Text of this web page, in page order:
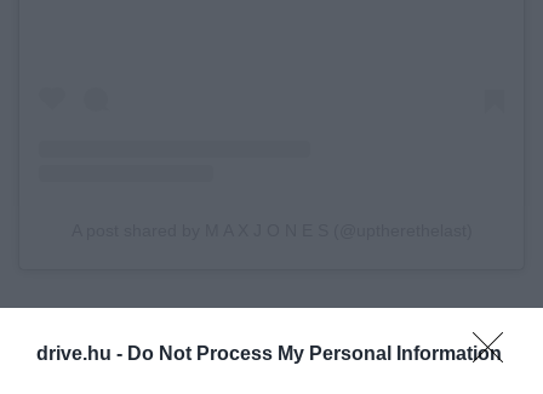
drive.hu - Do Not Process My Personal Information
lehetőségük van belekóstolni ebbe az életmódba –